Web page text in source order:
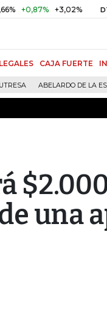
+3,02% DTF
CAJA FUERTE
ABELARDO DE LA
una